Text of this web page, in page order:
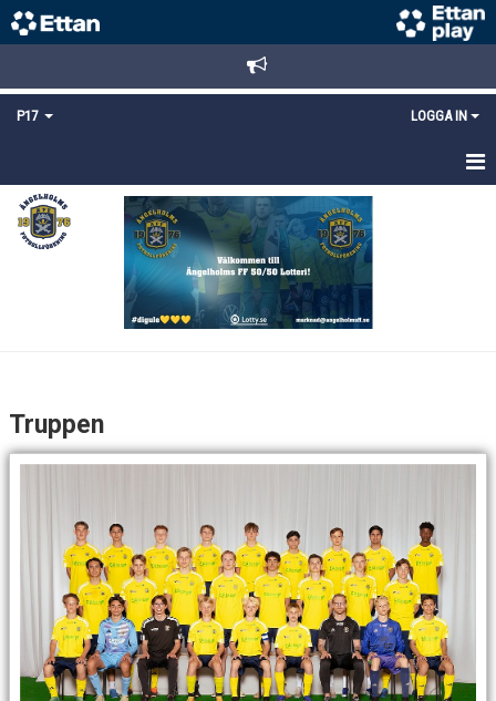
P17 LOGGA IN
HEM
NYHETER
DOKUMENT
Truppen